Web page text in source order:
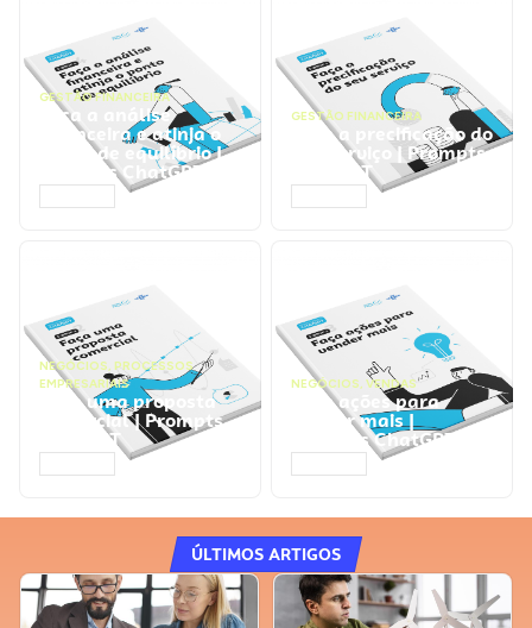
GESTÃO FINANCEIRA
Faça a análise
financeira e atinja o
ponto de equilíbrio |
Prompts ChatGPT
GESTÃO FINANCEIRA
Faça a precificação do
seu serviço | Prompts
ChatGPT
NEGÓCIOS, PROCESSOS
EMPRESARIAIS
Faça uma proposta
comercial | Prompts
ChatGPT
NEGÓCIOS, VENDAS
Faça ações para
vender mais |
Prompts ChatGPT
ÚLTIMOS ARTIGOS